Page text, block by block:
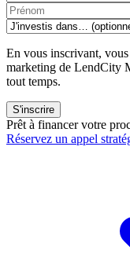
En vous inscrivant,
marketing de LendCity
tout temps.
S'inscrire
Prêt à financer votre
Réservez un appel